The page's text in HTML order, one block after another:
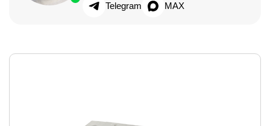
Telegram MAX